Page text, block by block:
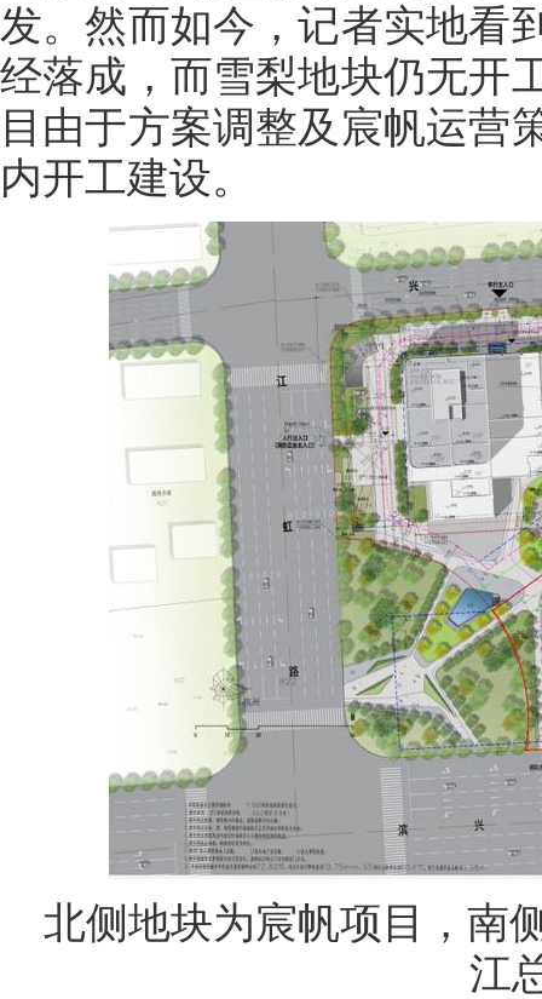
发。然而如今，记者实地看
经落成，而雪梨地块仍无开
目由于方案调整及宸帆运营
内开工建设。
北侧地块为宸帆项目，南
江